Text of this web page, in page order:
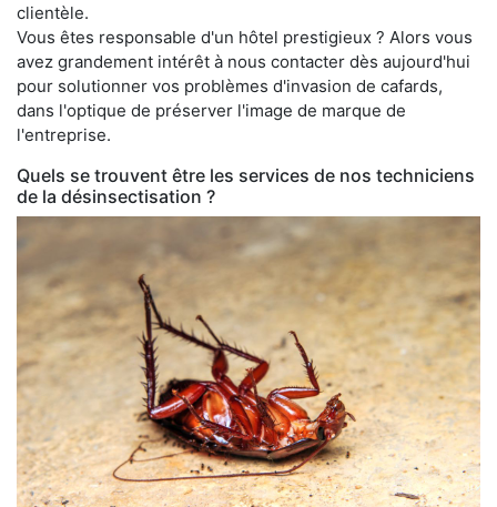
clientèle.
Vous êtes responsable d'un hôtel prestigieux ? Alors vous
avez grandement intérêt à nous contacter dès aujourd'hui
pour solutionner vos problèmes d'invasion de cafards,
dans l'optique de préserver l'image de marque de
l'entreprise.
Quels se trouvent être les services de nos techniciens
de la désinsectisation ?